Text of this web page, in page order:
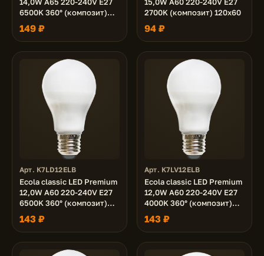
6500K 360° (композит)
125x65
149 ₽
2700K (композит) 120x60
94 ₽
Арт. K7LD12ELB
Ecola classic LED Premium
12,0W A60 220-240V E27
6500K 360° (композит)
110x60
143 ₽
Арт. K7LV12ELB
Ecola classic LED Premium
12,0W A60 220-240V E27
4000K 360° (композит)
110x60
143 ₽